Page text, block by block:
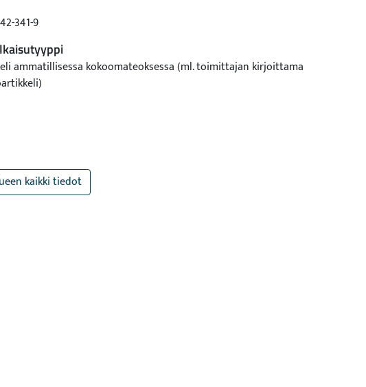
341-9
ammatillisessa kokoomateoksessa (ml. toimittajan kirjoittama
kaikki tiedot